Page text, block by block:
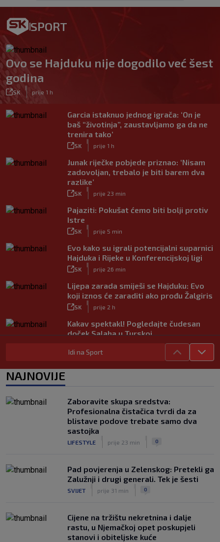
SPORT
Ovo se Hajduku nije dogodilo već šest
godina
SK prije 1 h
Garcia istaknuo jednog igrača: ‘On je
baš “životinja”, zaustavljamo ga da ne
trenira tako’
SK prije 1 h
Junak riječke pobjede priznao: ‘Nisam
zadovoljan, trebalo je biti barem dva
razlike’
SK prije 23 min
Pajaziti: Pokušat ćemo biti bolji protiv
Istre
SK prije 5 min
Evo kako su igrali potencijalni suparnici
Hajduka i Rijeke u Konferencijskoj ligi
SK prije 26 min
Lijepa zarada smiješi se Hajduku: Evo
koji iznos će zaraditi ako prođu Žalgiris
SK prije 2 h
Kakav spektakl! Pogledajte čudesan
doček Salaha u Turskoj
Neočekivani problemi za Dinamo:
Mišićeva zamjena zapela u Beogradu
Idi na Sport
NAJNOVIJE
Zaboravite skupa sredstva:
Profesionalna čistačica tvrdi da za
blistave podove trebate samo dva
sastojka
LIFESTYLE prije 23 min 0
Pad povjerenja u Zelenskog: Pretekli ga
Zalužnji i drugi generali. Tek je šesti
SVIJET prije 31 min 0
Cijene na tržištu nekretnina i dalje
rastu, u Njemačkoj opet poskupjeli
stanovi i obiteljske kuće